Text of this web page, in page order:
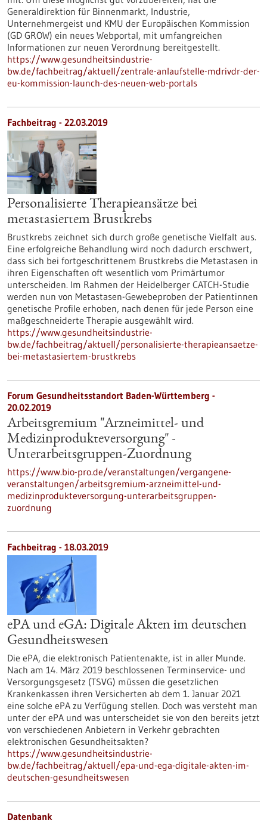
Generaldirektion für Binnenmarkt, Industrie,
Unternehmergeist und KMU der Europäischen Kommission
(GD GROW) ein neues Webportal, mit umfangreichen
Informationen zur neuen Verordnung bereitgestellt.
https://www.gesundheitsindustrie-
bw.de/fachbeitrag/aktuell/zentrale-anlaufstelle-mdrivdr-der-
eu-kommission-launch-des-neuen-web-portals
Fachbeitrag - 22.03.2019
Personalisierte Therapieansätze bei
metastasiertem Brustkrebs
Brustkrebs zeichnet sich durch große genetische Vielfalt aus.
Eine erfolgreiche Behandlung wird noch dadurch erschwert,
dass sich bei fortgeschrittenem Brustkrebs die Metastasen in
ihren Eigenschaften oft wesentlich vom Primärtumor
unterscheiden. Im Rahmen der Heidelberger CATCH-Studie
werden nun von Metastasen-Gewebeproben der Patientinnen
genetische Profile erhoben, nach denen für jede Person eine
maßgeschneiderte Therapie ausgewählt wird.
https://www.gesundheitsindustrie-
bw.de/fachbeitrag/aktuell/personalisierte-therapieansaetze-
bei-metastasiertem-brustkrebs
Forum Gesundheitsstandort Baden-Württemberg -
20.02.2019
Arbeitsgremium "Arzneimittel- und
Medizinprodukteversorgung" -
Unterarbeitsgruppen-Zuordnung
https://www.bio-pro.de/veranstaltungen/vergangene-
veranstaltungen/arbeitsgremium-arzneimittel-und-
medizinprodukteversorgung-unterarbeitsgruppen-
zuordnung
Fachbeitrag - 18.03.2019
ePA und eGA: Digitale Akten im deutschen
Gesundheitswesen
Die ePA, die elektronisch Patientenakte, ist in aller Munde.
Nach am 14. März 2019 beschlossenen Terminservice- und
Versorgungsgesetz (TSVG) müssen die gesetzlichen
Krankenkassen ihren Versicherten ab dem 1. Januar 2021
eine solche ePA zu Verfügung stellen. Doch was versteht man
unter der ePA und was unterscheidet sie von den bereits jetzt
von verschiedenen Anbietern in Verkehr gebrachten
elektronischen Gesundheitsakten?
https://www.gesundheitsindustrie-
bw.de/fachbeitrag/aktuell/epa-und-ega-digitale-akten-im-
deutschen-gesundheitswesen
Datenbank